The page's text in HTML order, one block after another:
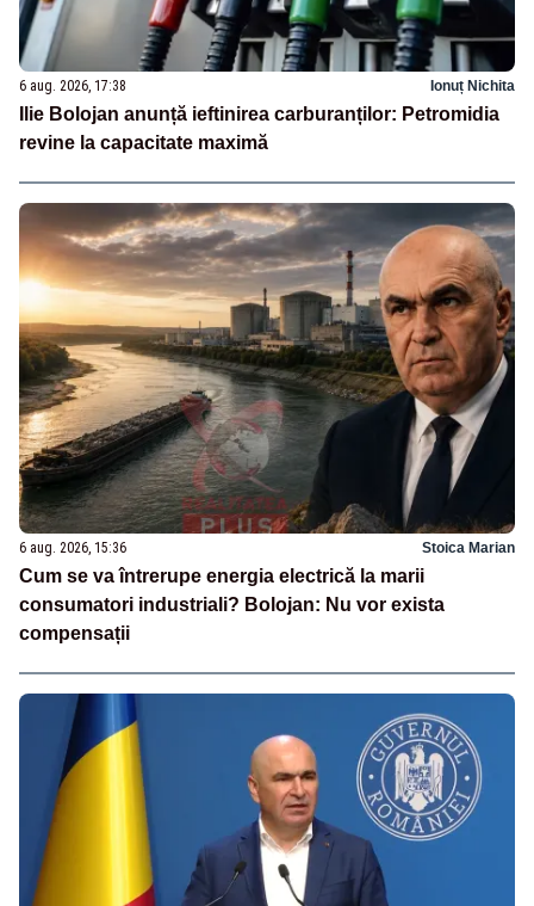
6 aug. 2026, 17:38 Ionuț Nichita
Ilie Bolojan anunță ieftinirea carburanților: Petromidia
revine la capacitate maximă
6 aug. 2026, 15:36 Stoica Marian
Cum se va întrerupe energia electrică la marii
consumatori industriali? Bolojan: Nu vor exista
compensații